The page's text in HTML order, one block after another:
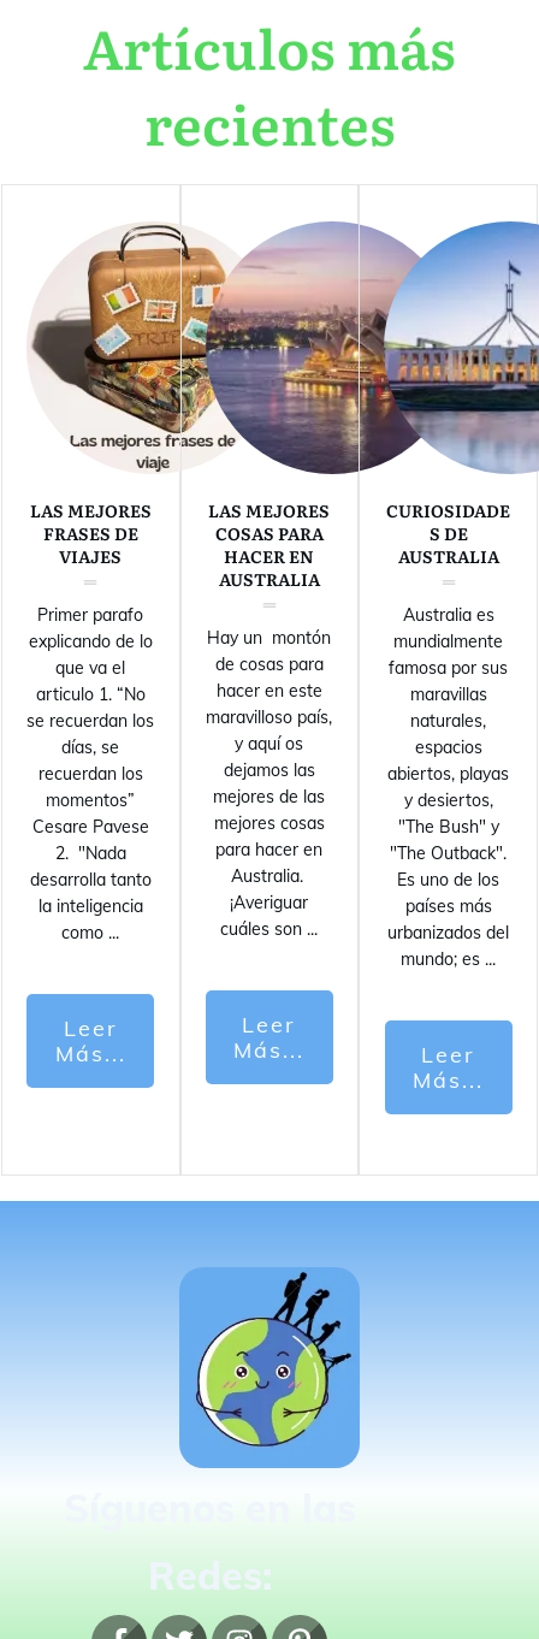
Artículos más
recientes
LAS MEJORES
FRASES DE
VIAJES
Primer parafo
explicando de lo
que va el
articulo 1. “No
se recuerdan los
días, se
recuerdan los
momentos”
Cesare Pavese
2. "Nada
desarrolla tanto
la inteligencia
como ...
Leer
Más...
LAS MEJORES
COSAS PARA
HACER EN
AUSTRALIA
Hay un montón
de cosas para
hacer en este
maravilloso país,
y aquí os
dejamos las
mejores de las
mejores cosas
para hacer en
Australia.
¡Averiguar
cuáles son ...
Leer
Más...
CURIOSIDADE
S DE
AUSTRALIA
Australia es
mundialmente
famosa por sus
maravillas
naturales,
espacios
abiertos, playas
y desiertos,
"The Bush" y
"The Outback".
Es uno de los
países más
urbanizados del
mundo; es ...
Leer
Más...
Redes: